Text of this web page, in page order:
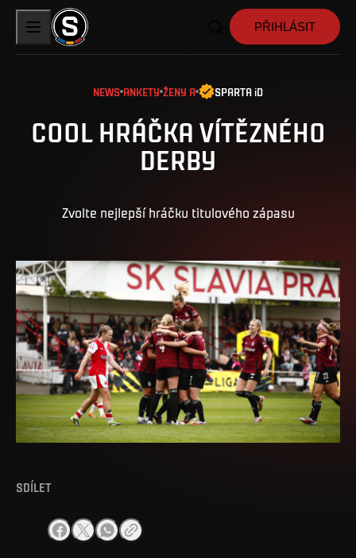
PŘIHLÁSIT
NEWS ANKETY ŽENY A SPARTA iD
COOL HRÁČKA VÍTĚZNÉHO
DERBY
Zvolte nejlepší hráčku titulového zápasu
SDÍLET